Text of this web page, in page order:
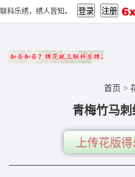
联科乐绣，绣人皆知。
首页 >
青梅竹马
上传花版